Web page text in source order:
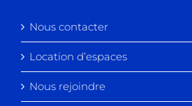
Nous contacter
Location d’espaces
Nous rejoindre